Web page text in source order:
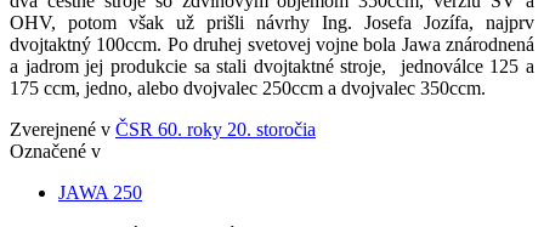
OHV, potom však už prišli návrhy Ing. Josefa Jozífa, najprv
dvojtaktný 100ccm. Po druhej svetovej vojne bola Jawa znárodnená
a jadrom jej produkcie sa stali dvojtaktné stroje, jednoválce 125 a
175 ccm, jedno, alebo dvojvalec 250ccm a dvojvalec 350ccm.
Zverejnené v ČSR 60. roky 20. storočia
Označené v
JAWA 250